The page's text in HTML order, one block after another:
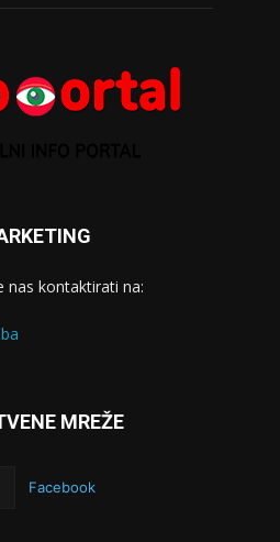
nas kontaktirati na:
MREŽE
Facebook